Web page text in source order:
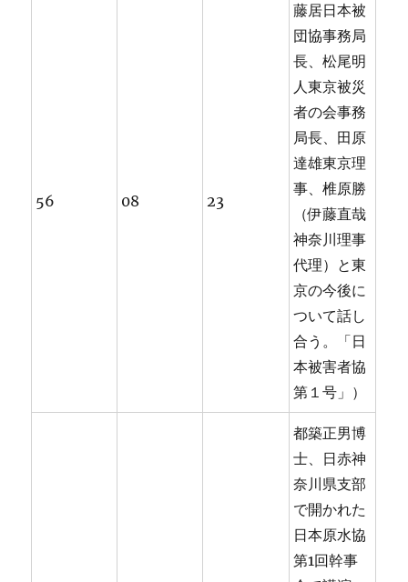
56 08 23
藤居日本被
団協事務局
長、松尾明
人東京被災
者の会事務
局長、田原
達雄東京理
事、椎原勝
（伊藤直哉
神奈川理事
代理）と東
京の今後に
ついて話し
合う。「日
本被害者協
第１号」）
都築正男博
士、日赤神
奈川県支部
で開かれた
日本原水協
第1回幹事